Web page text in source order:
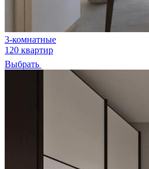
3-комнатные
120 квартир
Выбрать